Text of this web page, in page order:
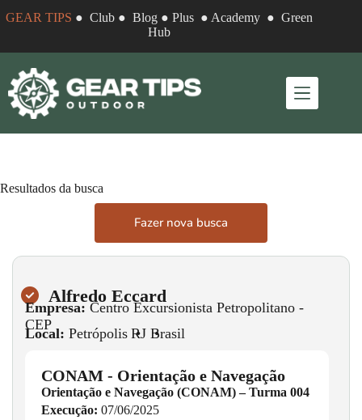
GEAR TIPS ●Club ●Blog ●Plus ● Academy ●Green
Hub
Resultados da busca
Fazer nova busca
Alfredo Eccard
Empresa: Centro Excursionista Petropolitano -
CEP
Local: Petrópolis •
RJ •
Brasil
CONAM - Orientação e Navegação
Orientação e Navegação (CONAM) – Turma 004
Execução: 07/06/2025